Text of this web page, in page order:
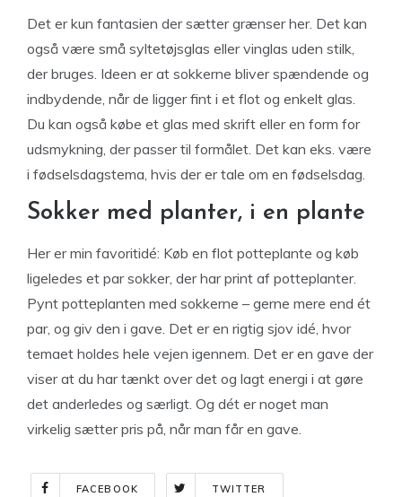
Det er kun fantasien der sætter grænser her. Det kan
også være små syltetøjsglas eller vinglas uden stilk,
der bruges. Ideen er at sokkerne bliver spændende og
indbydende, når de ligger fint i et flot og enkelt glas.
Du kan også købe et glas med skrift eller en form for
udsmykning, der passer til formålet. Det kan eks. være
i fødselsdagstema, hvis der er tale om en fødselsdag.
Sokker med planter, i en plante
Her er min favoritidé: Køb en flot potteplante og køb
ligeledes et par sokker, der har print af potteplanter.
Pynt potteplanten med sokkerne – gerne mere end ét
par, og giv den i gave. Det er en rigtig sjov idé, hvor
temaet holdes hele vejen igennem. Det er en gave der
viser at du har tænkt over det og lagt energi i at gøre
det anderledes og særligt. Og dét er noget man
virkelig sætter pris på, når man får en gave.
FACEBOOK TWITTER